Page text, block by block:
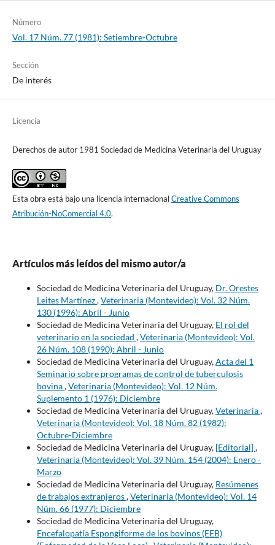
Número
Vol. 17 Núm. 77 (1981): Setiembre-Octubre
Sección
De interés
Licencia
Derechos de autor 1981 Sociedad de Medicina Veterinaria del Uruguay
Esta obra está bajo una licencia internacionalCreative Commons
Atribución-NoComercial 4.0.
Artículos más leídos del mismo autor/a
Sociedad de Medicina Veterinaria del Uruguay, Dr. Orestes
Leites Martínez,Veterinaria (Montevideo): Vol. 32 Núm.
130 (1996): Abril - Junio
Sociedad de Medicina Veterinaria del Uruguay, El rol del
veterinario en la sociedad ,Veterinaria (Montevideo): Vol.
26 Núm. 108 (1990): Abril - Junio
Sociedad de Medicina Veterinaria del Uruguay,Acta del 1
Seminario sobre programas de control de tuberculosis
bovina,Veterinaria (Montevideo): Vol. 12 Núm.
Suplemento 1 (1976): Diciembre
Sociedad de Medicina Veterinaria del Uruguay,Veterinaria,
Veterinaria (Montevideo): Vol. 18 Núm. 82 (1982):
Octubre-Diciembre
Sociedad de Medicina Veterinaria del Uruguay, [Editorial],
Veterinaria (Montevideo): Vol. 39 Núm. 154 (2004): Enero -
Marzo
Sociedad de Medicina Veterinaria del Uruguay, Resúmenes
de trabajos extranjeros,Veterinaria (Montevideo): Vol. 14
Núm. 66 (1977): Diciembre
Sociedad de Medicina Veterinaria del Uruguay,
Encefalopatía Espongiforme de los bovinos (EEB)